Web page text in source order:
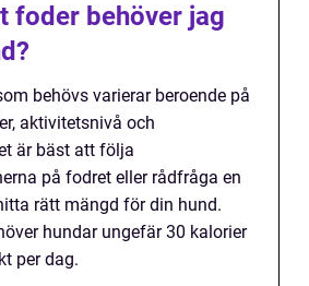
foder behöver jag
behövs varierar beroende på
aktivitetsnivå och
är bäst att följa
på fodret eller rådfråga en
rätt mängd för din hund.
hundar ungefär 30 kalorier
per dag.